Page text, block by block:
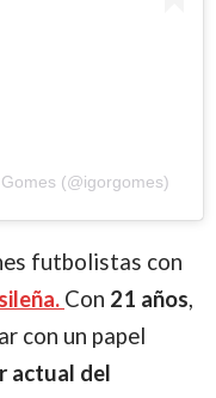
(@igorgomes)
futbolistas con
Con 21 años,
con un papel
actual del